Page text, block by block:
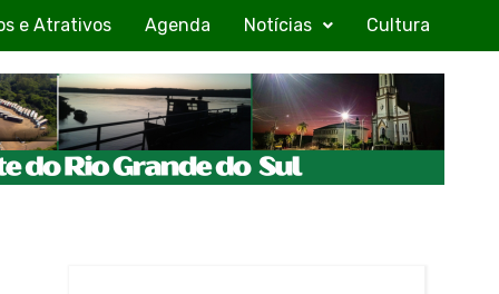
e Atrativos Agenda Notícias Cultura